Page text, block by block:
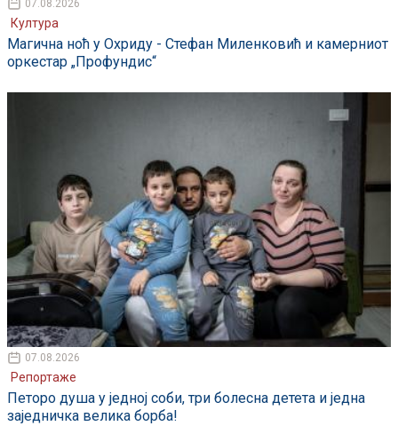
07.08.2026
Култура
Магична ноћ у Охриду - Стефан Миленковић и камерниот
оркестар „Профундис“
07.08.2026
Репортаже
Петоро душа у једној соби, три болесна детета и једна
заједничка велика борба!